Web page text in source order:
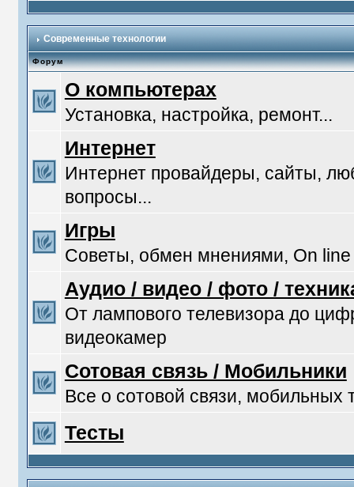
Современные технологии
Форум
О компьютерах
Установка, настройка, ремонт...
Интернет
Интернет провайдеры, сайты,
вопросы...
Игры
Советы, обмен мнениями, On line
Аудио / видео / фото /
От лампового телевизора до
видеокамер
Сотовая связь / Мобильники
Все о сотовой связи, мобильных
Тесты